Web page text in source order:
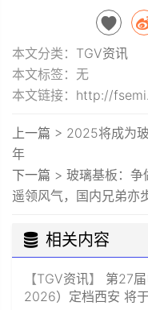
本文分类： TGV资讯
本文标签：无
本文链接： http://
上一篇 > 2025将成为
年
下一篇 > 玻璃基板：争
遥领风气，国内兄弟亦
相关内容
【TGV资讯】 第27
2026）定档西安 将